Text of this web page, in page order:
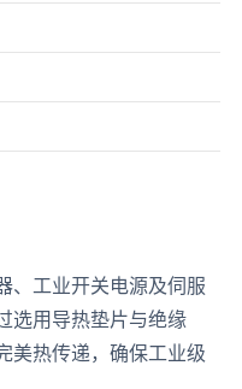
、工业开关电源及伺服
选用导热垫片与绝缘
美热传递，确保工业级